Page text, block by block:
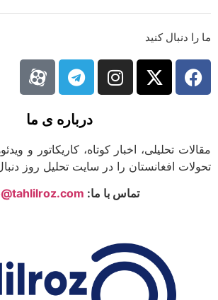
ما را دنبال کنید
درباره ی ما
مقالات تحلیلی، اخبار کوتاه، کاریکاتور و
تحولات افغانستان را در سایت تحلیل روز
تماس با ما: